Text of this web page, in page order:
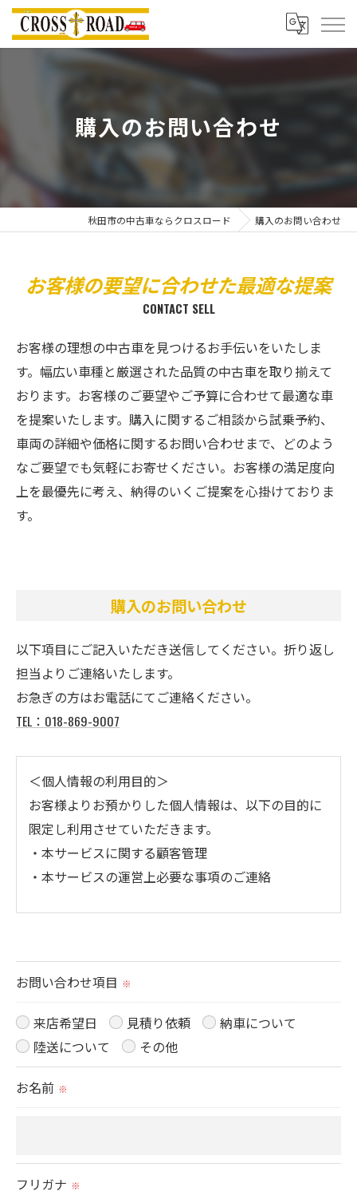
購入のお問い合わせ
秋田市の中古車ならクロスロード 購入のお問い合わせ
お客様の要望に合わせた最適な提案
CONTACT SELL
お客様の理想の中古車を見つけるお手伝いをいたしま
す。幅広い車種と厳選された品質の中古車を取り揃えて
おります。お客様のご要望やご予算に合わせて最適な車
を提案いたします。購入に関するご相談から試乗予約、
車両の詳細や価格に関するお問い合わせまで、どのよう
なご要望でも気軽にお寄せください。お客様の満足度向
上を最優先に考え、納得のいくご提案を心掛けておりま
す。
購入のお問い合わせ
以下項目にご記入いただき送信してください。折り返し
担当よりご連絡いたします。
お急ぎの方はお電話にてご連絡ください。
TEL：018-869-9007
＜個人情報の利用目的＞
お客様よりお預かりした個人情報は、以下の目的に
限定し利用させていただきます。
・本サービスに関する顧客管理
・本サービスの運営上必要な事項のご連絡
られた場合を除き、
ません。
＜個人情報の委託について＞
当社では、利用目的の達成に必要な範囲において、
置をとり、適切な監督を行います。
お問い合わせ項目 ※
来店希望日 見積り依頼
納車について
陸送について
その他
お名前 ※
フリガナ ※